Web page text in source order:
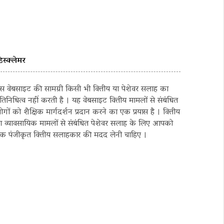
वेबसाइट की सामग्री किसी भी वित्तीय या पेशेवर सलाह का
नहीं करती है । यह वेबसाइट वित्तीय मामलों से संबंधित
को शैक्षिक मार्गदर्शन प्रदान करने का एक प्रयास है । वित्तीय
व्यावसायिक मामलों से संबंधित पेशेवर सलाह के लिए आपको
पंजीकृत वित्तीय सलाहकार की मदद लेनी चाहिए ।